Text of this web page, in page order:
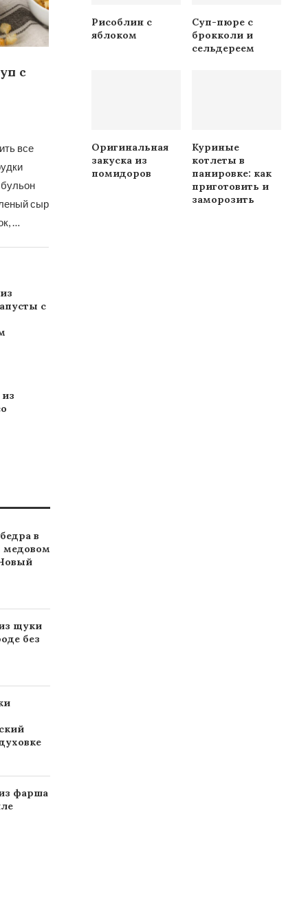
с
все
сыр
…
с
в
медовом
щуки
без
фарша
Рисоблин с
яблоком
Суп-пюре с
брокколи и
сельдереем
Оригинальная
закуска из
помидоров
Куриные
котлеты в
панировке: как
приготовить и
заморозить